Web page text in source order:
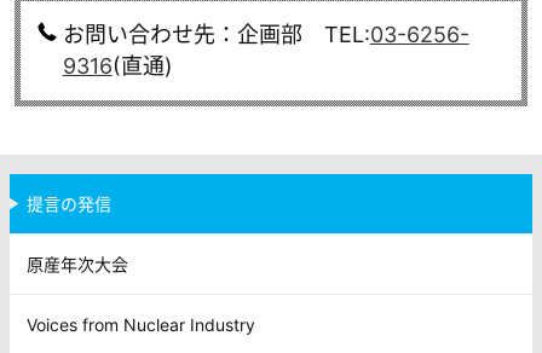
お問い合わせ先：企画部 TEL:03-6256-
9316(直通)
提言の発信
原産年次大会
Voices from Nuclear Industry